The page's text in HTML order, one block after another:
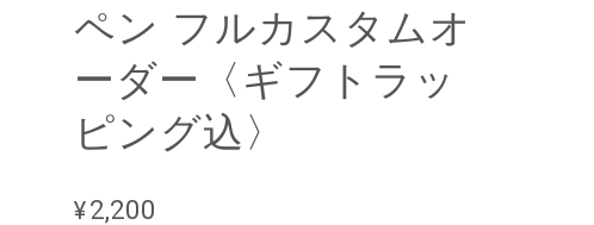
ペン フルカスタムオ
ーダー〈ギフトラッ
ピング込〉
¥2,200